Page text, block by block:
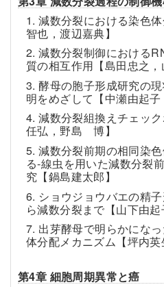
1. 減数分裂における染色
智也，渡辺嘉典】
2. 減数分裂制御における
質の相互作用【島田忠之，
3. 酵母の胞子形成研究の
明をめざして【中瀬由起
4. 減数分裂組換えチェッ
任弘，野島 博】
5. 減数分裂前期の相同染
る-線虫を用いた減数分裂
究【鍋島建太郎】
6. ショウジョウバエの精
ら減数分裂まで【山下由起
7. 出芽酵母で明らかにな
体分配メカニズム【坪内英
第4章 細胞周期異常と癌